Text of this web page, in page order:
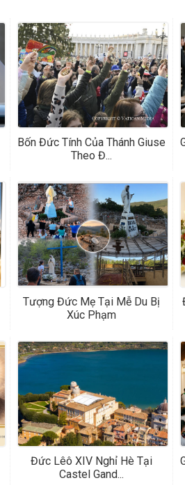
Bốn Đức Tính Của Thánh Giuse
Theo Đ...
Tượng Đức Mẹ Tại Mễ Du Bị
Xúc Phạm
Đức Lêô XIV Nghỉ Hè Tại
Castel Gand...